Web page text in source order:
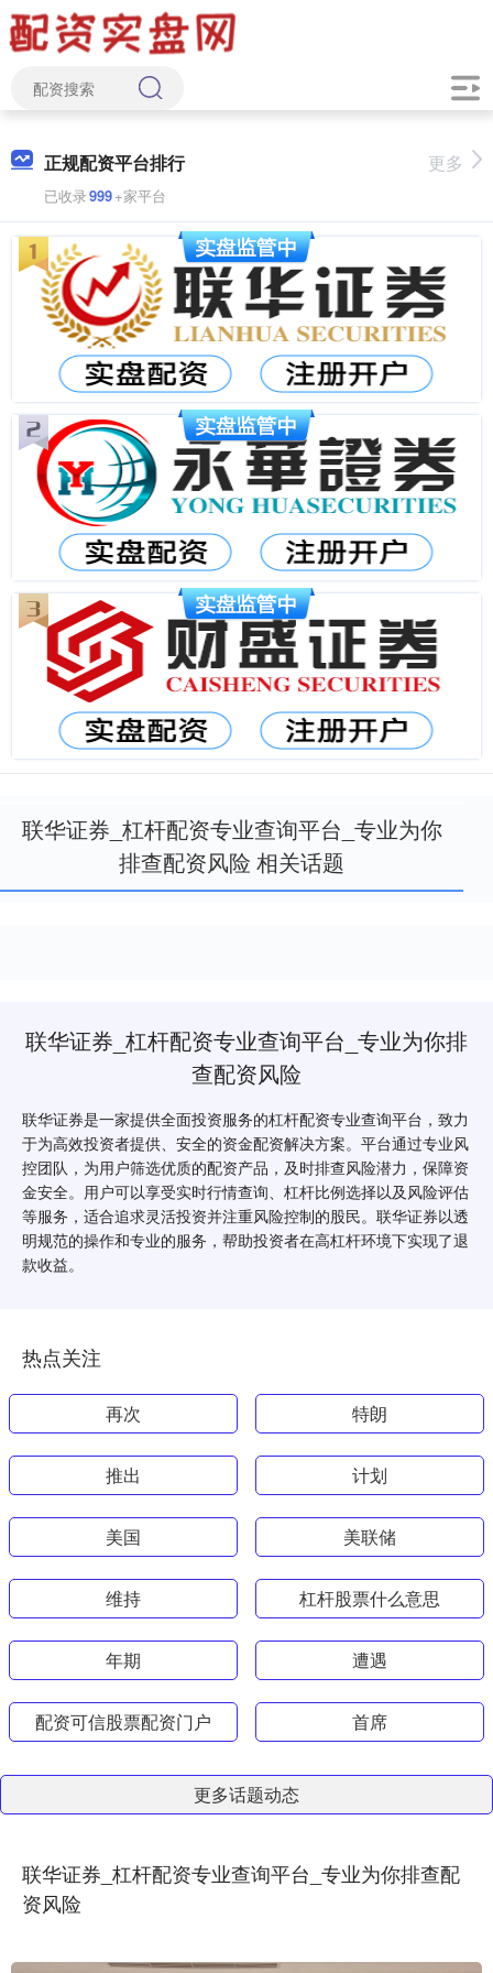
正规配资平台排行
已收录999+家平台
更多
联华证券_杠杆配资专业查询平台_专业为你
排查配资风险 相关话题
联华证券_杠杆配资专业查询平台_专业为你排
查配资风险
联华证券是一家提供全面投资服务的杠杆配资专业查询平台，致力
于为高效投资者提供、安全的资金配资解决方案。平台通过专业风
控团队，为用户筛选优质的配资产品，及时排查风险潜力，保障资
金安全。用户可以享受实时行情查询、杠杆比例选择以及风险评估
等服务，适合追求灵活投资并注重风险控制的股民。联华证券以透
明规范的操作和专业的服务，帮助投资者在高杠杆环境下实现了退
款收益。
热点关注
再次 特朗
推出 计划
美国 美联储
维持 杠杆股票什么意思
年期 遭遇
配资可信股票配资门户 首席
更多话题动态
联华证券_杠杆配资专业查询平台_专业为你排查配
资风险